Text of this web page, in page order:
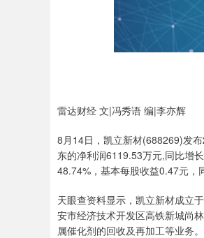
雷达财经 文|冯秀语 编|李亦辉
8月14日，凯立新材(688269)发
东的净利润6119.53万元,同比增
48.74%，基本每股收益0.47元，
天眼查资料显示，凯立新材成立
安市经济技术开发区高铁新城尚
属催化剂的回收及再加工等业务。